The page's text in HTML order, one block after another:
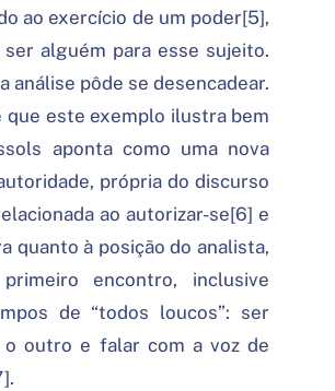
ao exercício de um poder[5],
alguém para esse sujeito.
análise pôde se desencadear.
que este exemplo ilustra bem
aponta como uma nova
própria do discurso
ao autorizar-se[6] e
quanto à posição do analista,
encontro, inclusive
de “todos loucos”: ser
o outro e falar com a voz de